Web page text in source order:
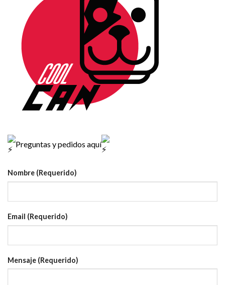
Preguntas y pedidos aquí
Nombre (Requerido)
Email (Requerido)
Mensaje (Requerido)